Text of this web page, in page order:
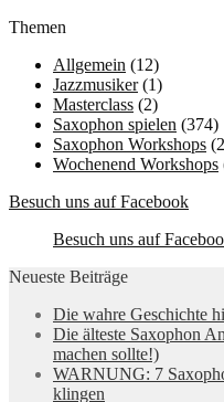
Themen
Allgemein (12)
Jazzmusiker(1)
Masterclass (2)
Saxophon spielen (374)
Saxophon Workshops
Wochenend Workshops
Besuch uns auf Facebook
Besuch uns auf
Neueste Beiträge
Die wahre Geschichte
Die älteste Saxophon
machen sollte!)
WARNUNG: 7
klingen